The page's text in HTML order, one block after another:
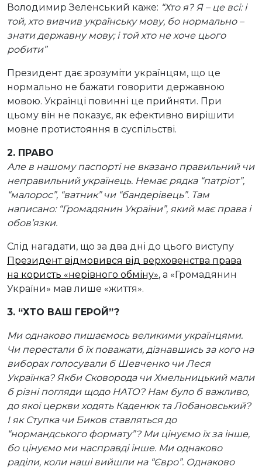
Володимир Зеленський каже: “Хто я? Я – це всі: і
той, хто вивчив українську мову, бо нормально –
знати державну мову; і той хто не хоче цього
робити”
Президент дає зрозуміти українцям, що це
нормально не бажати говорити державною
мовою. Українці повинні це прийняти. При
цьому він не показує, як ефективно вирішити
мовне протистояння в суспільстві.
2. ПРАВО
Але в нашому паспорті не вказано правильний чи
неправильний українець. Немає рядка “патріот”,
“малорос”, “ватник” чи “бандерівець”. Там
написано: “Громадянин України”, який має права і
обов’язки.
Слід нагадати, що за два дні до цього виступу
Президент відмовився від верховенства права
на користь «нерівного обміну», а «Громадянин
України» мав лише «життя».
3. “ХТО ВАШ ГЕРОЙ”?
Ми однаково пишаємось великими українцями.
Чи перестали б їх поважати, дізнавшись за кого на
виборах голосували б Шевченко чи Леся
Українка? Якби Сковорода чи Хмельницький мали
б різні погляди щодо НАТО? Нам було б важливо,
до якої церкви ходять Каденюк та Лобановський?
І як Ступка чи Биков ставляться до
“нормандського формату”? Ми цінуємо їх за інше,
бо цінуємо ми насправді інше. Ми однаково
раділи, коли наші вийшли на “Євро”. Однаково